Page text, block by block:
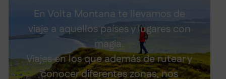
En Volta Montana te llevamos de
viaje a aquellos países y lugares con
magia.
Viajes en los que además de rutear y
conocer diferentes zonas, nos